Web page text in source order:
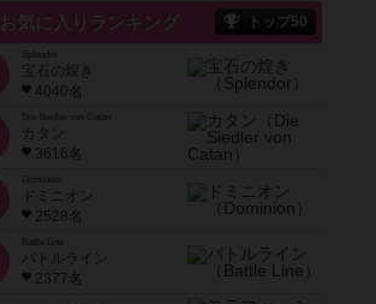
お気に入りランキング トップ50
宝石の煌き
4040名
Die Siedler von Catan
カタン
3616名
ドミニオン
2528名
Battle Line
バトルライン
2377名